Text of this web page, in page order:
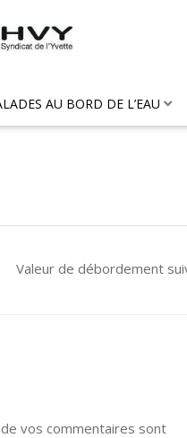
AU BORD DE L’EAU
Valeur de débordement
vos commentaires sont